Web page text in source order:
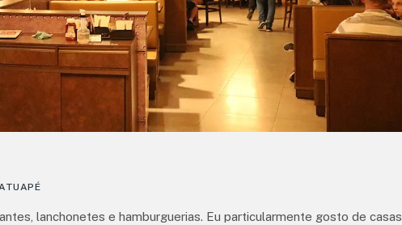
lanchonetes e hamburguerias. Eu particularmente gosto de casas